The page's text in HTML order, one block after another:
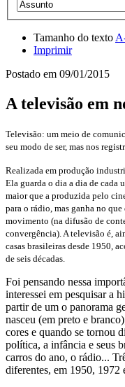
Tamanho do texto
Imprimir
Postado em 09/01/2015
A televisão em
Televisão: um meio de
seu modo de ser, mas nos
Realizada em produção
Ela guarda o dia a dia de cada
maior que a produzida pelo
para o rádio, mas ganha no
movimento (na difusão de
convergência). A televisão é,
casas brasileiras desde 1950,
de seis décadas.
Foi pensando nessa
interessei em pesquisar a
partir de um o panorama
nasceu (em preto e
cores e quando se tornou
política, a infância e seus
carros do ano, o rádio...
diferentes, em 1950, 1972